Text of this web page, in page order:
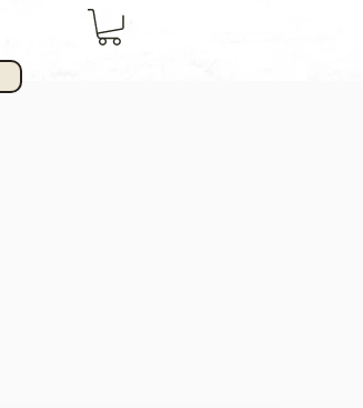
Iniciar sesión